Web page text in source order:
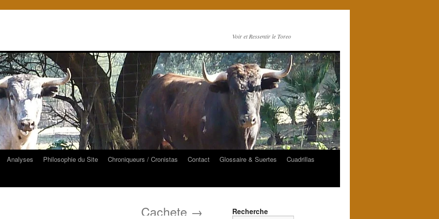
Voir et Ressentir le Toreo
Analyses Philosophie du Site Chroniqueurs / Cronistas Contact Glossaire & Suertes
Cuadrillas
Cachete → Recherche